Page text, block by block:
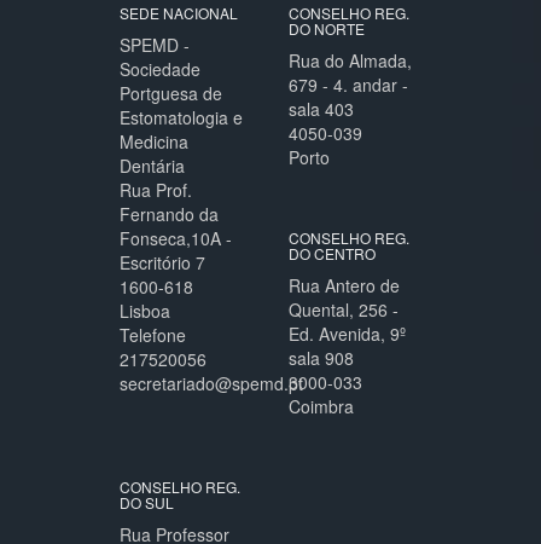
SEDE NACIONAL
SPEMD -
Sociedade
Portguesa de
Estomatologia e
Medicina
Dentária
Rua Prof.
Fernando da
Fonseca,10A -
Escritório 7
1600-618
Lisboa
Telefone
217520056
secretariado@spemd.pt
CONSELHO REG.
DO NORTE
Rua do Almada,
679 - 4. andar -
sala 403
4050-039
Porto
CONSELHO REG.
DO CENTRO
Rua Antero de
Quental, 256 -
Ed. Avenida, 9º
sala 908
3000-033
Coimbra
CONSELHO REG.
DO SUL
Rua Professor